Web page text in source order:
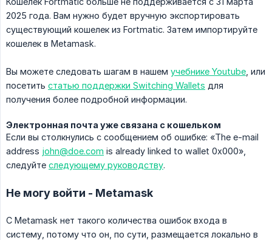
2025 года. Вам нужно будет вручную экспортировать
существующий кошелек из Fortmatic. Затем импортируйте
кошелек в Metamask.
Вы можете следовать шагам в нашем учебнике Youtube , или
посетить статью поддержки Switching Wallets для
получения более подробной информации.
Электронная почта уже связана с кошельком
Если вы столкнулись с сообщением об ошибке: «The e-mail
address john@doe.com is already linked to wallet 0x000»,
следуйте следующему руководству.
Не могу войти - Metamask
С Metamask нет такого количества ошибок входа в
систему, потому что он, по сути, размещается локально в